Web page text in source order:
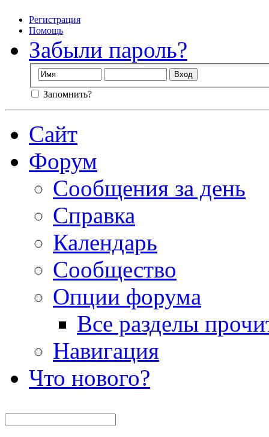
Регистрация
Помощь
Забыли пароль?
Запомнить?
Сайт
Форум
Сообщения за день
Справка
Календарь
Сообщество
Опции форума
Все разделы
Навигация
Что нового?